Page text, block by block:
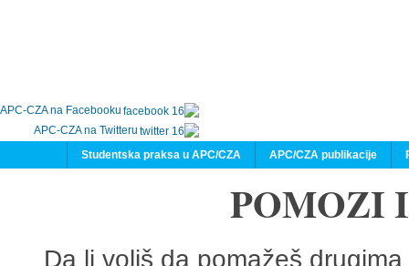
APC-CZA na Facebooku
APC-CZA na Twitteru
APC/CZA publikacije
Studentska praksa u APC/CZA
POMOZI
Da li voliš da pomažeš